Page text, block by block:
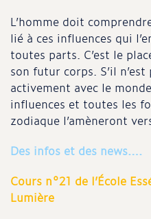
L’homme doit
lié à ces influences qui
toutes parts. C’est le
son futur corps. S’il
activement avec le
influences et toutes les
zodiaque l’amèneront
Des infos et des news….
Cours n°21 de l’École
Lumière